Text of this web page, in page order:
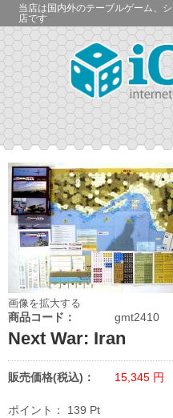
当店は国内外のテーブルゲーム、
店です
画像を拡大する
商品コード： gmt2410
Next War: Iran
販売価格(税込)： 15,345 円
ポイント： 139 Pt